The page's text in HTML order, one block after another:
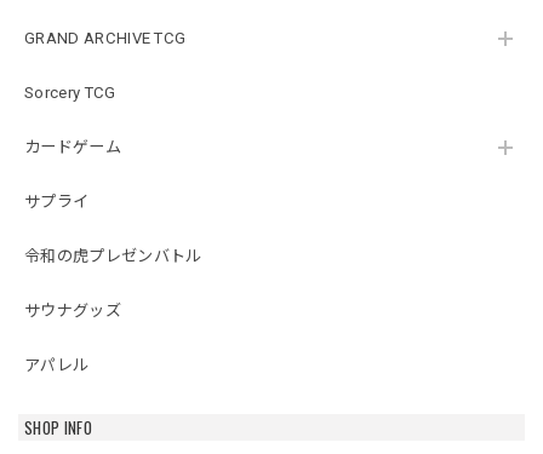
GRAND ARCHIVE TCG
Sorcery TCG
カードゲーム
サプライ
令和の虎プレゼンバトル
サウナグッズ
アパレル
SHOP INFO